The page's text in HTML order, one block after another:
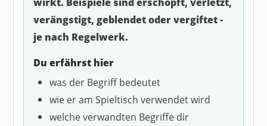
verängstigt, geblendet oder vergiftet -
je nach Regelwerk.
Du erfährst hier
was der Begriff bedeutet
wie er am Spieltisch verwendet wird
welche verwandten Begriffe dir